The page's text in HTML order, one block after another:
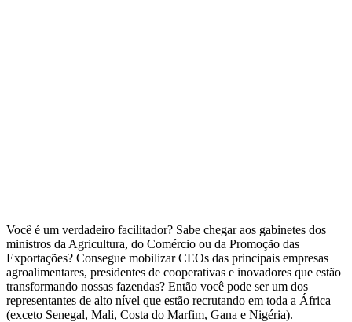
Você é um verdadeiro facilitador? Sabe chegar aos gabinetes dos
ministros da Agricultura, do Comércio ou da Promoção das
Exportações? Consegue mobilizar CEOs das principais empresas
agroalimentares, presidentes de cooperativas e inovadores que estão
transformando nossas fazendas? Então você pode ser um dos
representantes de alto nível que estão recrutando em toda a África
(exceto Senegal, Mali, Costa do Marfim, Gana e Nigéria).